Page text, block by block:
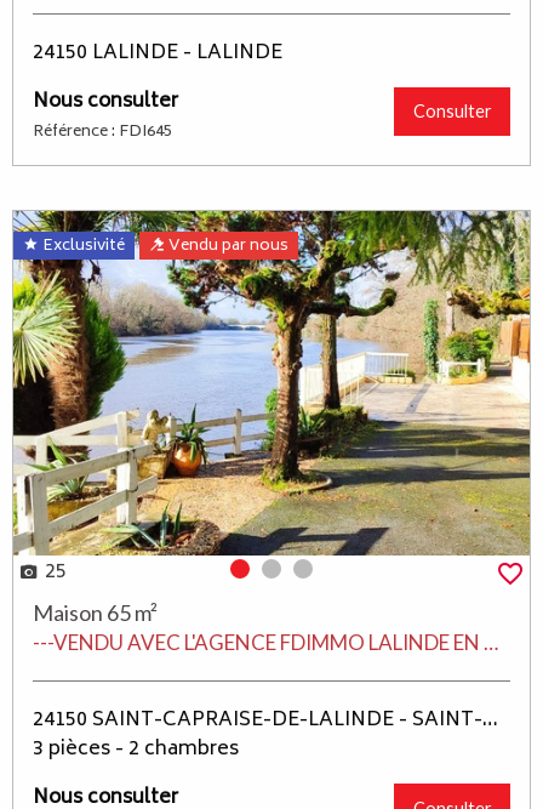
24150 LALINDE - LALINDE
Nous consulter
Référence : FDI645
Consulter
Exclusivité Vendu par nous
25 Photo 0
Photo 1Photo 2
Maison 65 m²
---VENDU AVEC L'AGENCE FDIMMO LALINDE EN PERIGORD---
24150 SAINT-CAPRAISE-DE-LALINDE - SAINT-CAPRAISE-DE-LALINDE
3 pièces - 2 chambres
Nous consulter